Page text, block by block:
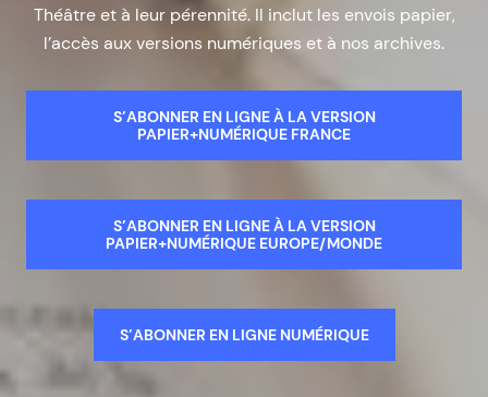
Théâtre et à leur pérennité. Il inclut les envois papier,
l’accès aux versions numériques et à nos archives.
S’ABONNER EN LIGNE À LA VERSION
PAPIER+NUMÉRIQUE FRANCE
S’ABONNER EN LIGNE À LA VERSION
PAPIER+NUMÉRIQUE EUROPE/MONDE
S’ABONNER EN LIGNE NUMÉRIQUE